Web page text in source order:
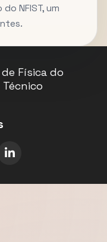
NFIST, um
Física do